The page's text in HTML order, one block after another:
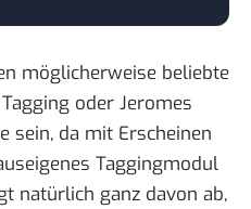
möglicherweise beliebte
oder Jeromes
sein, da mit Erscheinen
Taggingmodul
natürlich ganz davon ab,